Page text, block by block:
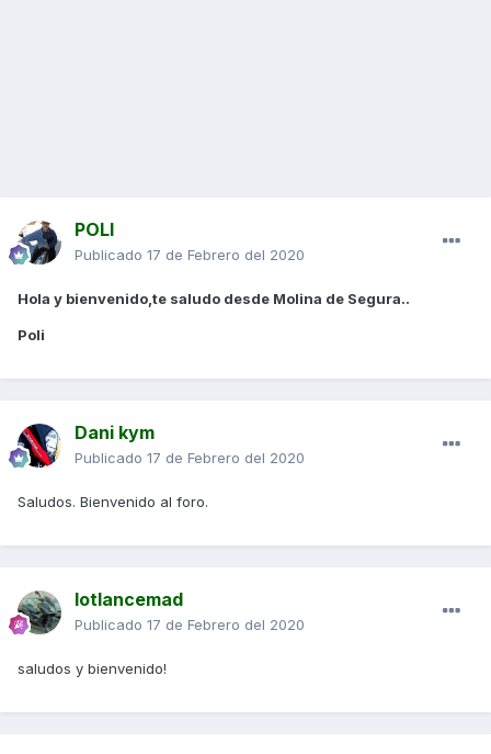
POLI
Publicado 17 de Febrero del 2020
Hola y bienvenido,te saludo desde Molina de Segura..
Poli
Dani kym
Publicado 17 de Febrero del 2020
Saludos. Bienvenido al foro.
lotlancemad
Publicado 17 de Febrero del 2020
saludos y bienvenido!